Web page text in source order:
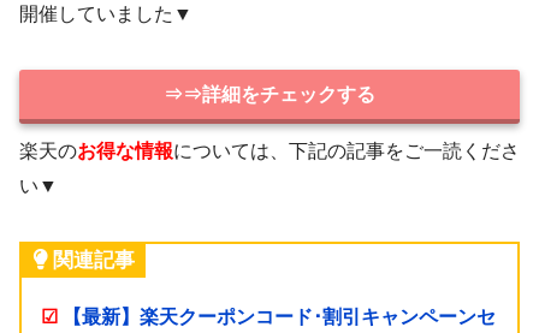
開催していました▼
⇒⇒詳細をチェックする
楽天のお得な情報については、下記の記事をご一読くださ
い▼
関連記事
☑
【最新】楽天クーポンコード･割引キャンペーンセ